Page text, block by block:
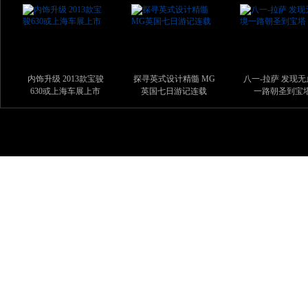
内饰升级 2013款宝骏
630或上海车展上市
探寻英式设计精髓 MG
英国七日游记连载
八一-拉萨 发现无
一路朝圣到宝